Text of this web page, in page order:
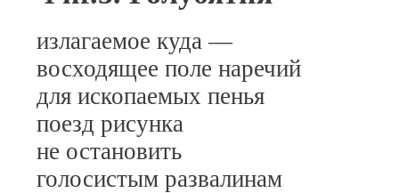
излагаемое куда —
восходящее поле наречий
для ископаемых пенья
поезд рисунка
не остановить
голосистым развалинам